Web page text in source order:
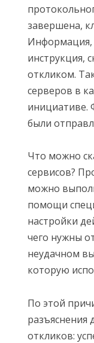
завершена,
Информация,
инструкция,
откликом.
серверов в
инициативе.
были
Что можно
сервисов?
можно
помощи
настройки
чего нужны
неудачном
которую
По этой
разъяснения
откликов: